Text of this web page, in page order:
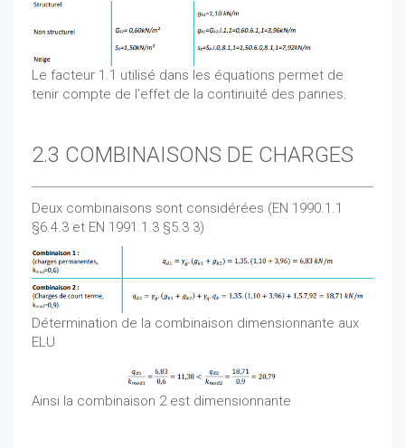
Le facteur 1.1 utilisé dans les équations permet de
tenir compte de l’effet de la continuité des pannes.
2.3 COMBINAISONS DE CHARGES
Deux combinaisons sont considérées (EN 1990.1.1
§6.4.3 et EN 1991.1.3 §5.3.3)
Détermination de la combinaison dimensionnante aux
ELU
Ainsi la combinaison 2 est dimensionnante